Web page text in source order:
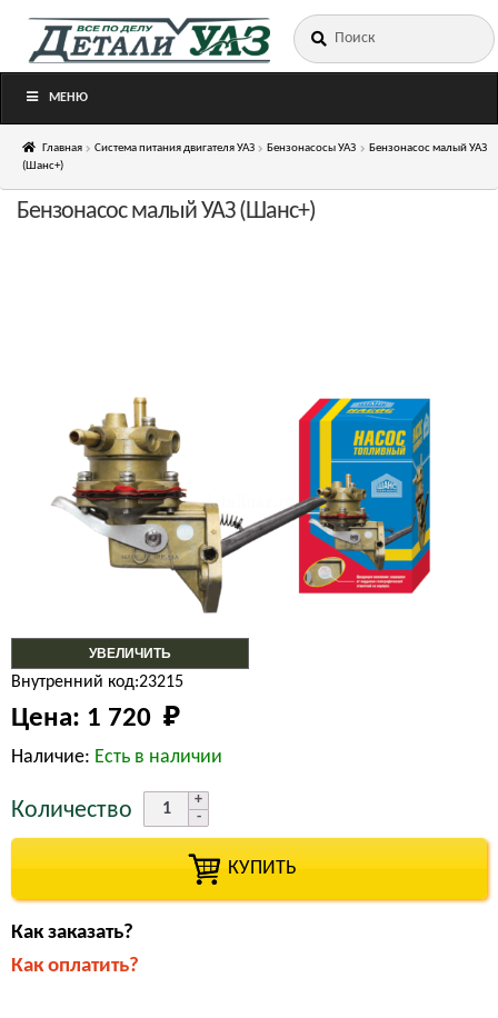
Перейти
Перейти
Искать:
МЕНЮ
Главная Система питания двигателя УАЗ Бензонасосы УАЗ
Бензонасос малый УАЗ
(Шанс+)
УВЕЛИЧИТЬ
Бензонасос малый УАЗ (Шанс+)
Внутренний код:23215
Цена: 1 720 ₽
Наличие: Есть в наличии
Количество
КУПИТЬ
Как заказать?
Как оплатить?